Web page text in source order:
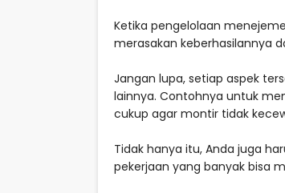
Ketika pengelolaan
merasakan keberhasilannya
Jangan lupa, setiap aspek
lainnya. Contohnya untuk
cukup agar montir tidak
Tidak hanya itu, Anda juga
pekerjaan yang banyak bisa